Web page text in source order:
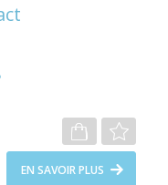
EN SAVOIR PLUS